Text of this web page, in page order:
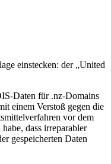
einstecken: der „United
Daten für .nz-Domains
einem Verstoß gegen die
vor dem
dass irreparabler
gespeicherten Daten